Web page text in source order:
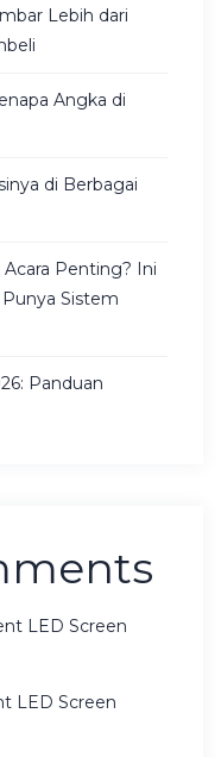
Lebih dari
Angka di
di Berbagai
Penting? Ini
Sistem
Panduan
LED Screen
LED Screen